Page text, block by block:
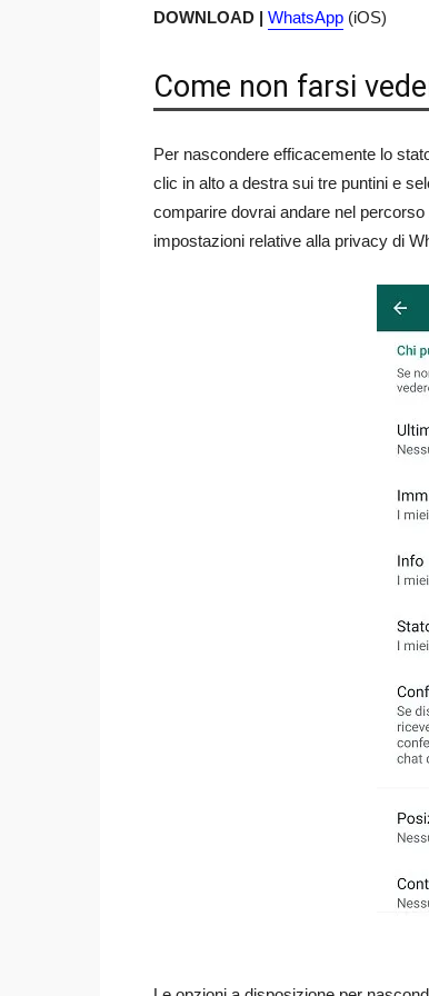
DOWNLOAD | WhatsApp (iOS)
Come non farsi
Per nascondere efficacemente lo
clic in alto a destra sui tre puntini e
comparire dovrai andare nel percorso
impostazioni relative alla privacy di